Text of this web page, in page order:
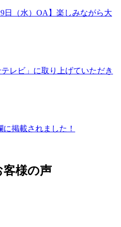
日（水）OA】楽しみながら大
レビ」に取り上げていただき
掲載されました！
客様の声